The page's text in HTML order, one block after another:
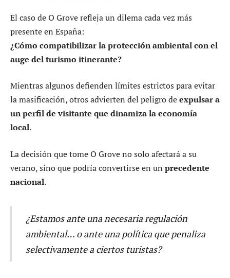
El caso de O Grove refleja un dilema cada vez más
presente en España:
¿Cómo compatibilizar la protección ambiental con el
auge del turismo itinerante?
Mientras algunos defienden límites estrictos para evitar
la masificación, otros advierten del peligro deexpulsar a
un perfil de visitante que dinamiza la economía
local.
La decisión que tome O Grove no solo afectará a su
verano, sino que podría convertirse en un precedente
nacional.
¿Estamos ante una necesaria regulación
ambiental… o ante una política que penaliza
selectivamente a ciertos turistas?